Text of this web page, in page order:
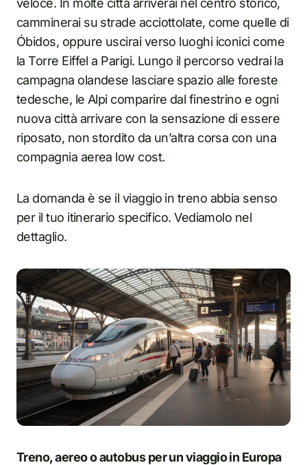
veloce. In molte città arriverai nel centro storico,
camminerai su strade acciottolate, come quelle di
Óbidos, oppure uscirai verso luoghi iconici come
la Torre Eiffel a Parigi. Lungo il percorso vedrai la
campagna olandese lasciare spazio alle foreste
tedesche, le Alpi comparire dal finestrino e ogni
nuova città arrivare con la sensazione di essere
riposato, non stordito da un’altra corsa con una
compagnia aerea low cost.
La domanda è se il viaggio in treno abbia senso
per il tuo itinerario specifico. Vediamolo nel
dettaglio.
Treno, aereo o autobus per un viaggio in Europa